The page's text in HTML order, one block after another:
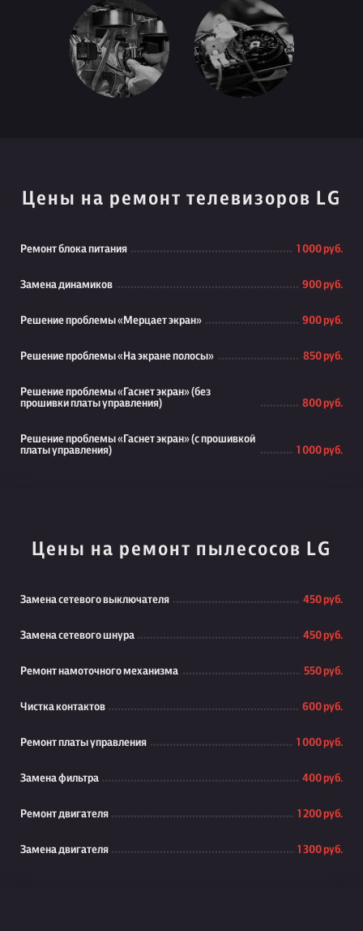
Цены на ремонт телевизоров LG
Ремонт блока питания 1 000 руб.
Замена динамиков 900 руб.
Решение проблемы «Мерцает экран» 900 руб.
Решение проблемы «На экране полосы» 850 руб.
Решение проблемы «Гаснет экран» (без
прошивки платы управления)
800 руб.
Решение проблемы «Гаснет экран» (с прошивкой
платы управления)
1 000 руб.
Цены на ремонт пылесосов LG
Замена сетевого выключателя 450 руб.
Замена сетевого шнура 450 руб.
Ремонт намоточного механизма 550 руб.
Чистка контактов 600 руб.
Ремонт платы управления 1 000 руб.
Замена фильтра 400 руб.
Ремонт двигателя 1 200 руб.
Замена двигателя 1 300 руб.